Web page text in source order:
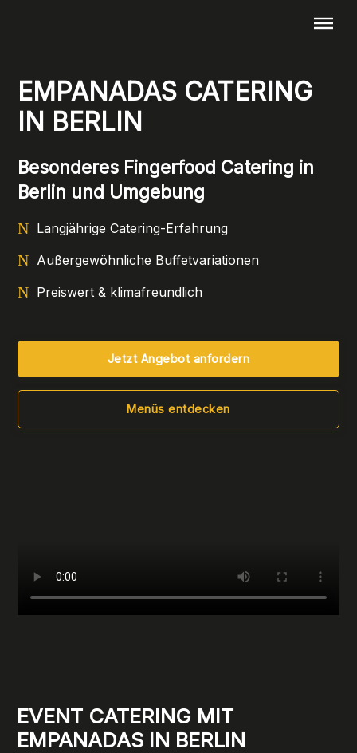
EMPANADAS CATERING
IN BERLIN
Besonderes Fingerfood Catering in
Berlin und Umgebung
Langjährige Catering-Erfahrung
Außergewöhnliche Buffetvariationen
Preiswert & klimafreundlich
Jetzt Angebot anfordern
Menüs entdecken
EVENT CATERING MIT
EMPANADAS IN BERLIN